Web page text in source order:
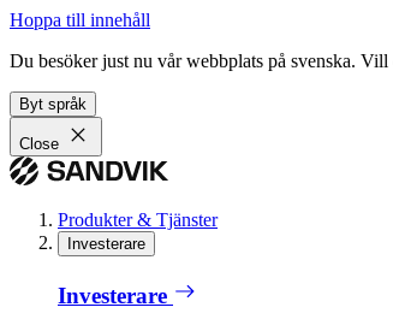
Hoppa till innehåll
Du besöker just nu vår webbplats på svenska.
Byt språk
Close
Produkter & Tjänster
Investerare
Investerare